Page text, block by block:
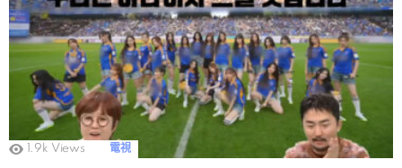
1.9k Views 電視